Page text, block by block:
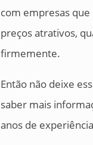
com empresas
preços atrativos,
firmemente.
Então não deixe
saber mais
anos de